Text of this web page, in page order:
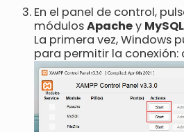
En el panel de control,
módulosApachey MySQL
La primera vez, Windows
para permitir la conexión: